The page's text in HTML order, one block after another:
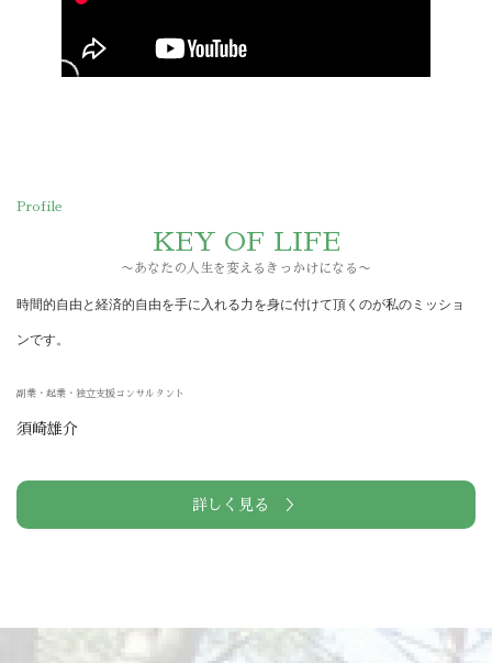
Profile
KEY OF LIFE
〜あなたの人生を変えるきっかけになる〜
時間的自由と経済的自由を手に入れる力を身に付けて頂くのが私のミッショ
ンです。
副業・起業・独立支援コンサルタント
須崎雄介
詳しく見る ＞